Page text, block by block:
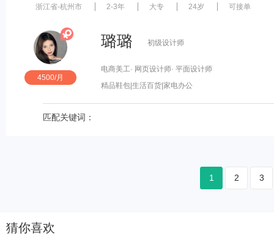
浙江省-杭州市 2-3年 大专 24岁 可接单
4500/月
璐璐 初级设计师
电商美工· 网页设计师· 平面设计师
精品鞋包 |生活百货 |家电办公
匹配关键词：
1 2 3
猜你喜欢